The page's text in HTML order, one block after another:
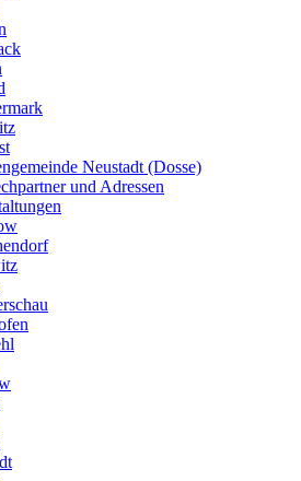
Neustadt (Dosse)
und Adressen